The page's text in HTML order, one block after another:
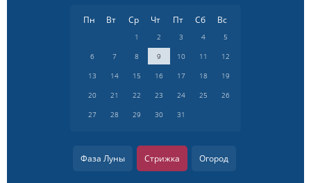
Пн Вт Ср Чт Пт Сб Вс
1 2 3 4
5
6
7 8 9 10 11
12
13
14 15 16 17 18
19
20
21 22 23 24 25
26
27
28 29 30 31
Фаза Луны Стрижка Огород